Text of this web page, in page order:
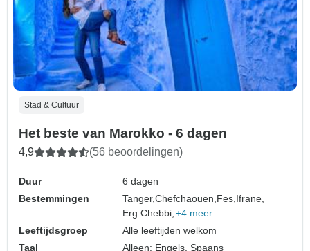
Stad & Cultuur
Het beste van Marokko - 6 dagen
4,9 (56 beoordelingen)
Duur
6 dagen
Bestemmingen
Tanger,Chefchaouen, Fes, Ifrane,
Erg Chebbi, +4 meer
Leeftijdsgroep
Alle leeftijden welkom
Taal
Alleen: Engels, Spaans